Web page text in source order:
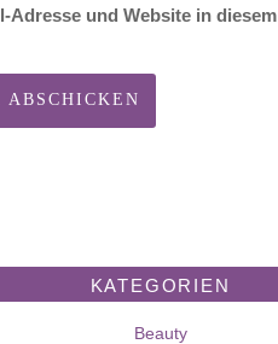
Adresse und Website in
KATEGORIEN
Beauty